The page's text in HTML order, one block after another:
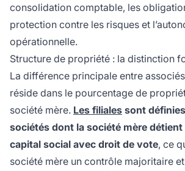
consolidation comptable, les
protection contre les risques et
opérationnelle.
Structure de propriété : la distinction
La différence principale entre
réside dans le pourcentage de
société mère. Les filiales sont
sociétés dont la société mère
capital social avec droit de vote, ce
société mère un contrôle majoritaire